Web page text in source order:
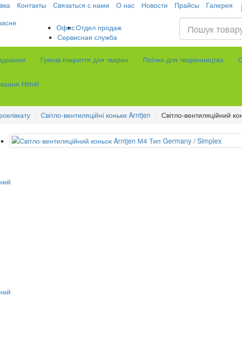
Контакты Связаться с нами О нас Новости Прайсы Галерея
ОфисОтдел продаж
Сервисная служба
Гумові покриття для тварин Поїлки для тваринництва
Himel
Світло-вентиляційні коньки Arntjen Світло-вентиляційний